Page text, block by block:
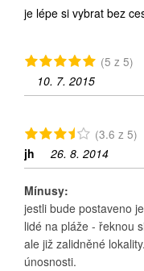
je lépe si vybrat bez
(5 z 5)
10. 7. 2015
(3.6 z 5)
jh
26. 8. 2014
Mínusy:
jestli bude postaveno
lidé na pláže - řeknou
ale již zalidněné
únosnosti.